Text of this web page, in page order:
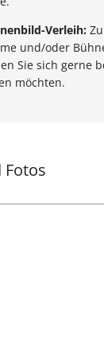
Verleih:
und/oder
Sie sich gerne
möchten.
Fotos